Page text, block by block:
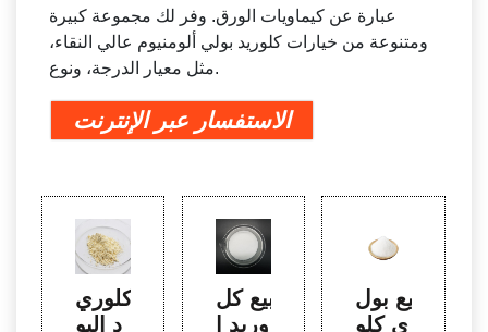
عبارة عن كيماويات الورق. وفر لك مجموعة كبيرة
ومتنوعة من خيارات كلوريد بولي ألومنيوم عالي النقاء،
مثل معيار الدرجة، ونوع.
الاستفسار عبر الإنترنت
كلوري
د البو
بيع كل
وريد ا
بيع بول
ي كلو